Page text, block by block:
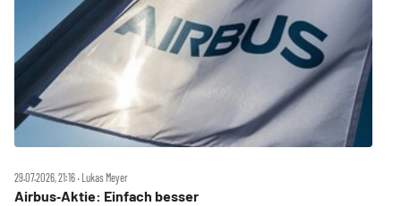
29.07.2026, 21:16 ‧ Lukas Meyer
Airbus‑Aktie: Einfach besser